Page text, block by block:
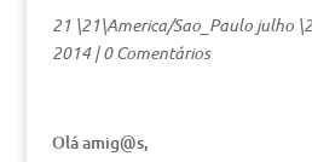
21 \21\America/Sao_Paulo julho
2014|0 Comentários
Olá amig@s,